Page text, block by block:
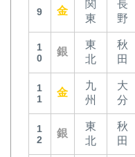
9 金
関
東
長
野
1
0
銀
東
北
秋
田
1
1
金
九
州
大
分
1
2
銀
東
北
秋
田